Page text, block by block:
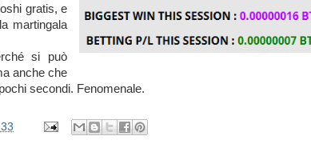
gratis, e
martingala
si può
anche che
secondi. Fenomenale.